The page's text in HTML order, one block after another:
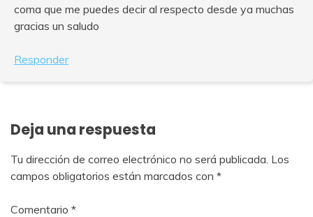
coma que me puedes decir al respecto desde ya muchas
gracias un saludo
Responder
Deja una respuesta
Tu dirección de correo electrónico no será publicada. Los
campos obligatorios están marcados con *
Comentario *